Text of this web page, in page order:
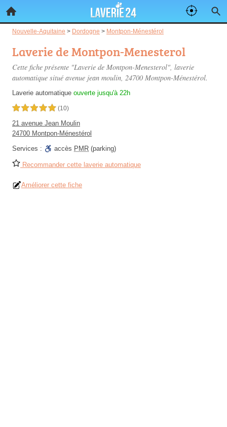
Nouvelle-Aquitaine > Dordogne > Montpon-Ménestérol
Laverie de Montpon-Menesterol
Cette fiche présente "Laverie de Montpon-Menesterol", laverie
automatique situé avenue jean moulin, 24700 Montpon-Ménestérol.
Laverie automatique ouverte jusqu'à 22h
5,0 étoiles sur 5 (10)
21 avenue Jean Moulin
24700 Montpon-Ménestérol
Services :
accès PMR (parking)
Recommander cette laverie automatique
Améliorer cette fiche